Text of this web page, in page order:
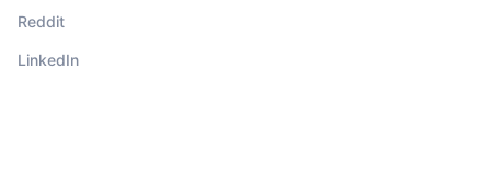
Reddit
LinkedIn